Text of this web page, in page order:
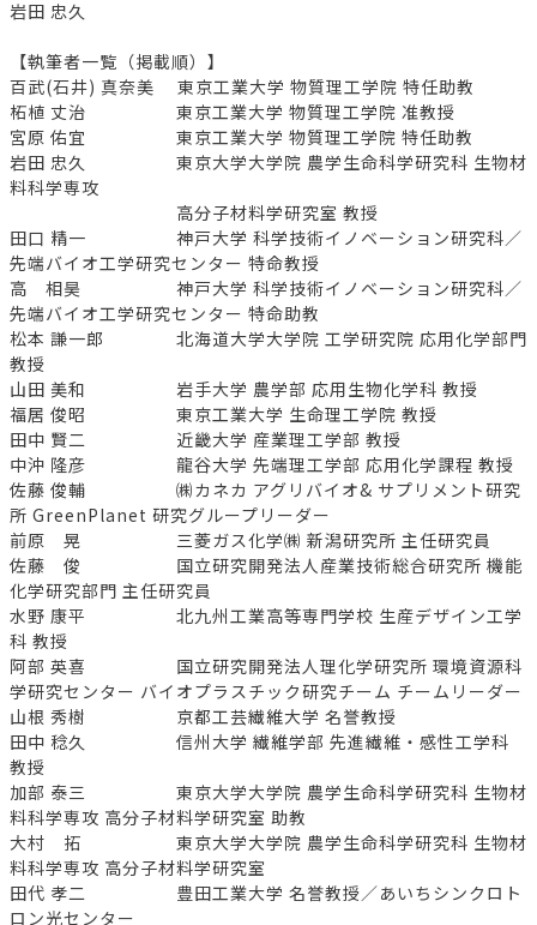
岩田 忠久
【執筆者一覧（掲載順）】
百武(石井) 真奈美 東京工業大学 物質理工学院 特任助教
柘植 丈治 東京工業大学 物質理工学院 准教授
宮原 佑宜 東京工業大学 物質理工学院 特任助教
岩田 忠久 東京大学大学院 農学生命科学研究科 生物材
料科学専攻
高分子材料学研究室 教授
田口 精一 神戸大学 科学技術イノベーション研究科／
先端バイオ工学研究センター 特命教授
高 相昊 神戸大学 科学技術イノベーション研究科／
先端バイオ工学研究センター 特命助教
松本 謙一郎 北海道大学大学院 工学研究院 応用化学部門
教授
山田 美和 岩手大学 農学部 応用生物化学科 教授
福居 俊昭 東京工業大学 生命理工学院 教授
田中 賢二 近畿大学 産業理工学部 教授
中沖 隆彦 龍谷大学 先端理工学部 応用化学課程 教授
佐藤 俊輔 ㈱カネカ アグリバイオ& サプリメント研究
所 GreenPlanet 研究グループリーダー
前原 晃 三菱ガス化学㈱ 新潟研究所 主任研究員
佐藤 俊 国立研究開発法人産業技術総合研究所 機能
化学研究部門 主任研究員
水野 康平 北九州工業高等専門学校 生産デザイン工学
科 教授
阿部 英喜 国立研究開発法人理化学研究所 環境資源科
学研究センター バイオプラスチック研究チーム チームリーダー
山根 秀樹 京都工芸繊維大学 名誉教授
田中 稔久 信州大学 繊維学部 先進繊維・感性工学科
教授
加部 泰三 東京大学大学院 農学生命科学研究科 生物材
料科学専攻 高分子材料学研究室 助教
大村 拓 東京大学大学院 農学生命科学研究科 生物材
料科学専攻 高分子材料学研究室
田代 孝二 豊田工業大学 名誉教授／あいちシンクロト
ロン光センター